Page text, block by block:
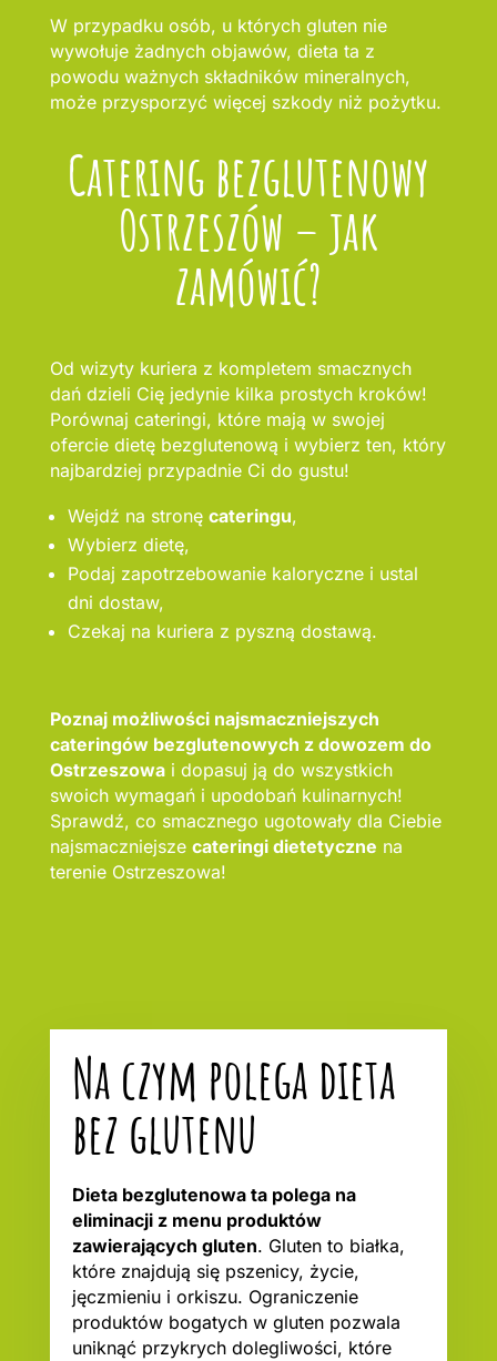
W przypadku osób, u których gluten nie
wywołuje żadnych objawów, dieta ta z
powodu ważnych składników mineralnych,
może przysporzyć więcej szkody niż pożytku.
Catering bezglutenowy
Ostrzeszów – jak
zamówić?
Od wizyty kuriera z kompletem smacznych
dań dzieli Cię jedynie kilka prostych kroków!
Porównaj cateringi, które mają w swojej
ofercie dietę bezglutenową i wybierz ten, który
najbardziej przypadnie Ci do gustu!
Wejdź na stronę cateringu,
Wybierz dietę,
Podaj zapotrzebowanie kaloryczne i ustal
dni dostaw,
Czekaj na kuriera z pyszną dostawą.
Poznaj możliwości najsmaczniejszych
cateringów bezglutenowych z dowozem do
Ostrzeszowai dopasuj ją do wszystkich
swoich wymagań i upodobań kulinarnych!
Sprawdź, co smacznego ugotowały dla Ciebie
najsmaczniejsze cateringi dietetyczne na
terenie Ostrzeszowa!
Na czym polega dieta
bez glutenu
Dieta bezglutenowa ta polega na
eliminacji z menu produktów
zawierających gluten. Gluten to białka,
które znajdują się pszenicy, życie,
jęczmieniu i orkiszu. Ograniczenie
produktów bogatych w gluten pozwala
uniknąć przykrych dolegliwości, które